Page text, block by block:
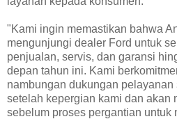
"Kami ingin memastikan bahwa
mengunjungi dealer Ford untuk
penjualan, servis, dan garansi
depan tahun ini. Kami
nambungan dukungan pelayanan
setelah kepergian kami dan akan
sebelum proses pergantian untuk